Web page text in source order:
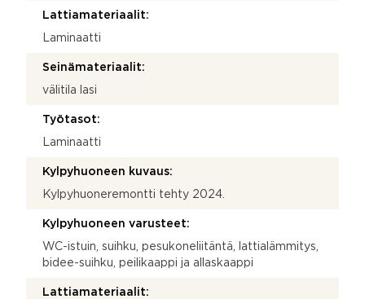
Lattiamateriaalit:
Laminaatti
Seinämateriaalit:
välitila lasi
Työtasot:
Laminaatti
Kylpyhuoneen kuvaus:
Kylpyhuoneremontti tehty 2024.
Kylpyhuoneen varusteet:
WC-istuin, suihku, pesukoneliitäntä, lattialämmitys,
bidee-suihku, peilikaappi ja allaskaappi
Lattiamateriaalit: